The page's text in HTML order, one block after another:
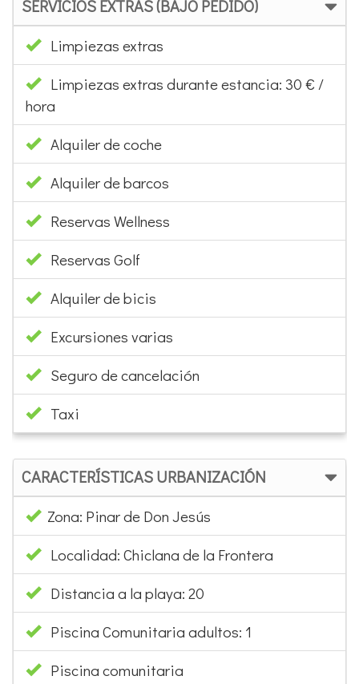
SERVICIOS EXTRAS (BAJO PEDIDO)
Limpiezas extras
Limpiezas extras durante estancia: 30 € /
hora
Alquiler de coche
Alquiler de barcos
Reservas Wellness
Reservas Golf
Alquiler de bicis
Excursiones varias
Seguro de cancelación
Taxi
CARACTERÍSTICAS URBANIZACIÓN
Zona: Pinar de Don Jesús
Localidad: Chiclana de la Frontera
Distancia a la playa: 20
Piscina Comunitaria adultos: 1
Piscina comunitaria